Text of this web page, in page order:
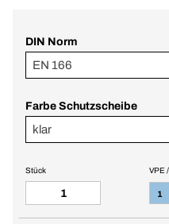
DIN Norm
EN 166
Farbe Schutzscheibe
klar
VPE
1
Stück